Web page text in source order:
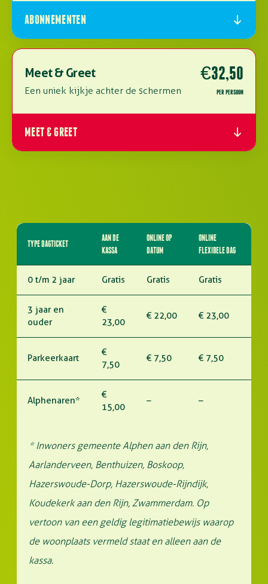
ABONNEMENTEN
Meet & Greet
Een uniek kijkje achter de schermen
€32,50
PER PERSOON
MEET & GREET
TYPE DAGTICKET
AAN DE
KASSA
ONLINE OP
DATUM
ONLINE
FLEXIBELE DAG
0 t/m 2 jaar Gratis Gratis Gratis
3 jaar en
ouder
€
23,00
€ 22,00 € 23,00
Parkeerkaart
€
7,50
€ 7,50 € 7,50
Alphenaren*
€
15,00
– –
* Inwoners gemeente Alphen aan den Rijn,
Aarlanderveen, Benthuizen, Boskoop,
Hazerswoude-Dorp, Hazerswoude-Rijndijk,
Koudekerk aan den Rijn, Zwammerdam. Op
vertoon van een geldig legitimatiebewijs waarop
de woonplaats vermeld staat en alleen aan de
kassa.